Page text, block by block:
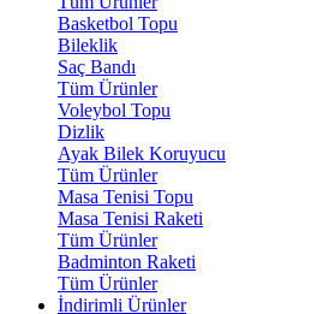
Basketbol Topu
Bileklik
Saç Bandı
Tüm Ürünler
Voleybol Topu
Dizlik
Ayak Bilek Koruyucu
Tüm Ürünler
Masa Tenisi Topu
Masa Tenisi Raketi
Tüm Ürünler
Badminton Raketi
Tüm Ürünler
İndirimli Ürünler